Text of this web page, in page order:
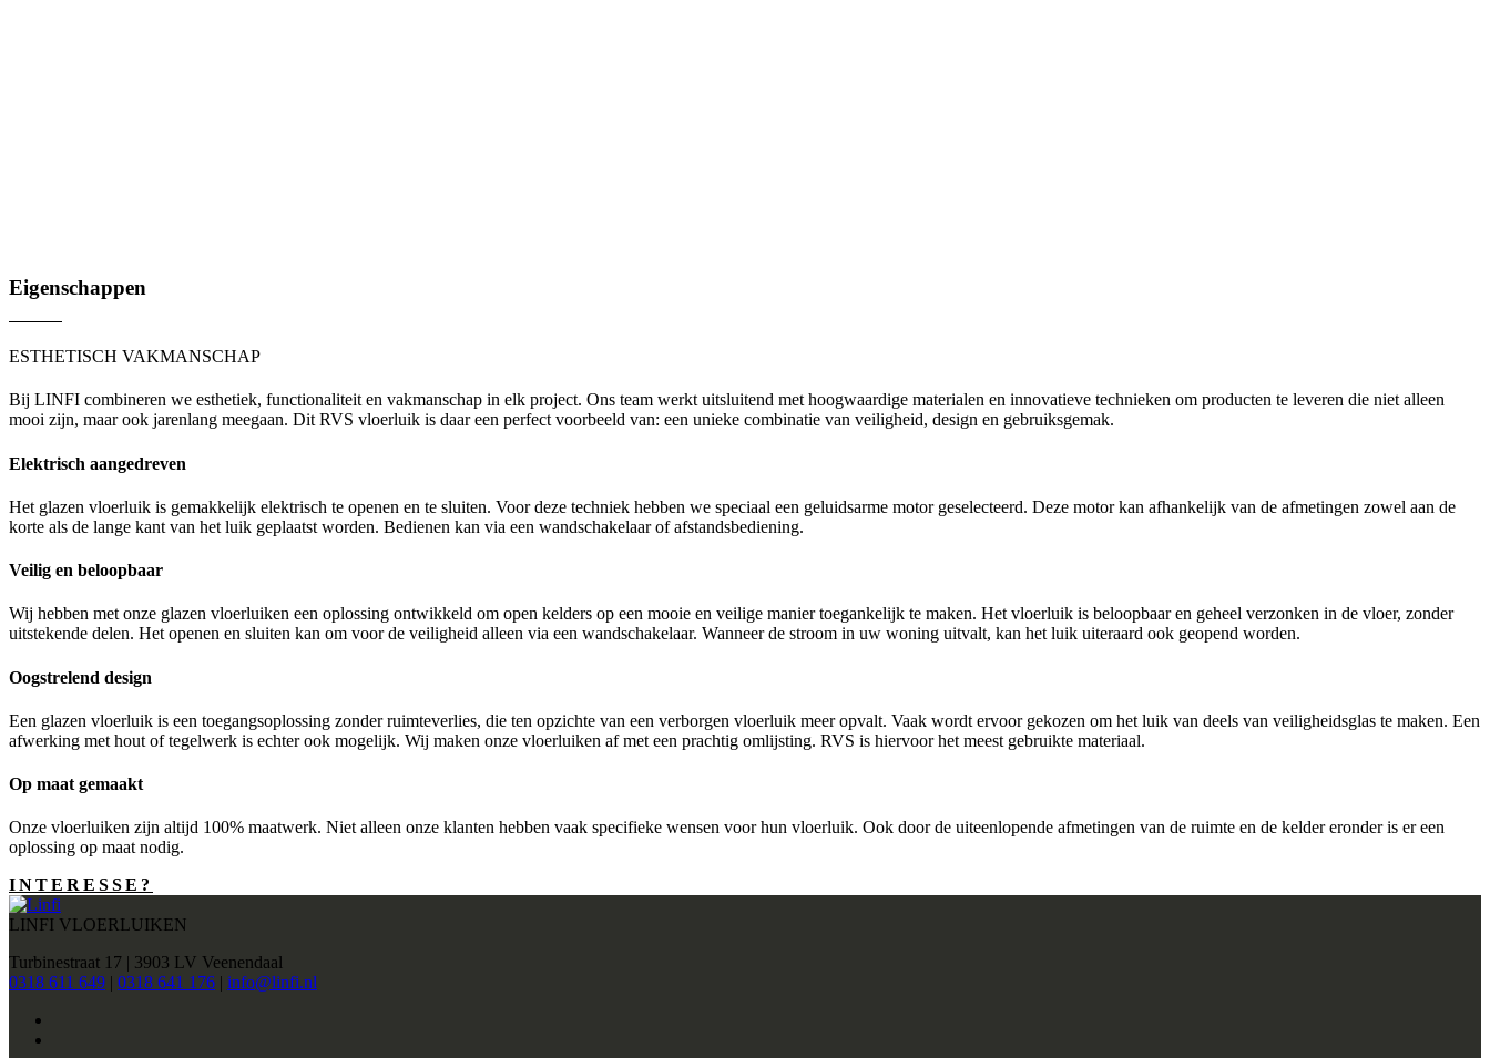
Eigenschappen
ESTHETISCH VAKMANSCHAP
Bij LINFI combineren we esthetiek, functionaliteit en vakmanschap in elk project. Ons team werkt uitsluitend met hoogwaardige materialen en innovatieve technieken om producten te leveren die niet alleen
mooi zijn, maar ook jarenlang meegaan. Dit RVS vloerluik is daar een perfect voorbeeld van: een unieke combinatie van veiligheid, design en gebruiksgemak.
Elektrisch aangedreven
Het glazen vloerluik is gemakkelijk elektrisch te openen en te sluiten. Voor deze techniek hebben we speciaal een geluidsarme motor geselecteerd. Deze motor kan afhankelijk van de afmetingen zowel aan de
korte als de lange kant van het luik geplaatst worden. Bedienen kan via een wandschakelaar of afstandsbediening.
Veilig en beloopbaar
Wij hebben met onze glazen vloerluiken een oplossing ontwikkeld om open kelders op een mooie en veilige manier toegankelijk te maken. Het vloerluik is beloopbaar en geheel verzonken in de vloer, zonder
uitstekende delen. Het openen en sluiten kan om voor de veiligheid alleen via een wandschakelaar. Wanneer de stroom in uw woning uitvalt, kan het luik uiteraard ook geopend worden.
Oogstrelend design
Een glazen vloerluik is een toegangsoplossing zonder ruimteverlies, die ten opzichte van een verborgen vloerluik meer opvalt. Vaak wordt ervoor gekozen om het luik van deels van veiligheidsglas te maken. Een
afwerking met hout of tegelwerk is echter ook mogelijk. Wij maken onze vloerluiken af met een prachtig omlijsting. RVS is hiervoor het meest gebruikte materiaal.
Op maat gemaakt
Onze vloerluiken zijn altijd 100% maatwerk. Niet alleen onze klanten hebben vaak specifieke wensen voor hun vloerluik. Ook door de uiteenlopende afmetingen van de ruimte en de kelder eronder is er een
oplossing op maat nodig.
INTERESSE?
LINFI VLOERLUIKEN
Turbinestraat 17 | 3903 LV Veenendaal
0318 611 649 | 0318 641 176 | info@linfi.nl